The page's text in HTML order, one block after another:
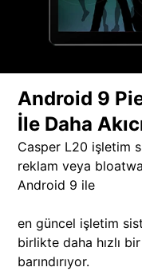
Android 9
İle Daha
Casper L20 işletim
reklam veya
Android 9 ile
en güncel işletim
birlikte daha hızlı
barındırıyor.